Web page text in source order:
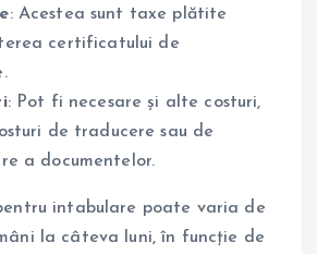
: Acestea sunt taxe plătite
certificatului de
: Pot fi necesare și alte costuri,
de traducere sau de
a documentelor.
intabulare poate varia de
la câteva luni, în funcție de